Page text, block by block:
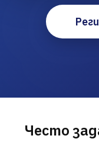
Често